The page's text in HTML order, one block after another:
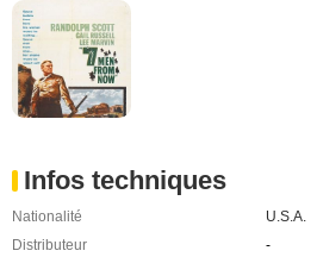
Infos techniques
Nationalité
U.S.A.
Distributeur
-